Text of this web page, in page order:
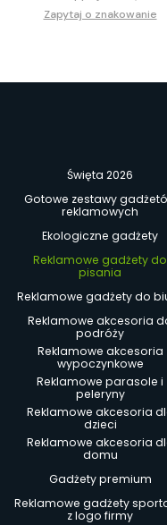
Zapytaj o znakowanie
Święta 2026
Gotowe zestawy
reklamowych
Ekologiczne gadżety
Reklamowe gadżety do
pisania
Reklamowe gadżety do
Reklamowe akcesoria
podróży
Reklamowe akcesoria
wypoczynkowe
Reklamowe parasole i
peleryny
Reklamowe akcesoria
dzieci
Reklamowe akcesoria
domu
Gadżety premium
Reklamowe gadżety
z logo firmy